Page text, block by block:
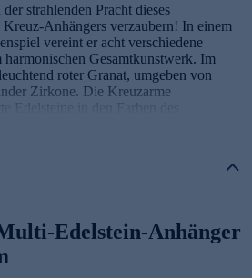
strahlenden Pracht dieses
Anhängers verzaubern! In einem
vereint er acht verschiedene
harmonischen Gesamtkunstwerk. Im
roter Granat, umgeben von
Zirkone. Die Kreuzarme
Edelsteine in den Farben des
Amethyst über Citrin und Peridot bis hin
925 erhält durch die
Outfit einen Hauch von Luxus und
Die teilweise Rhodinierung setzt
unterstreicht die Brillanz der
Edelstein-Anhänger